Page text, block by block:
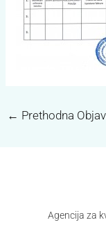
← Prethodna
Agencija za